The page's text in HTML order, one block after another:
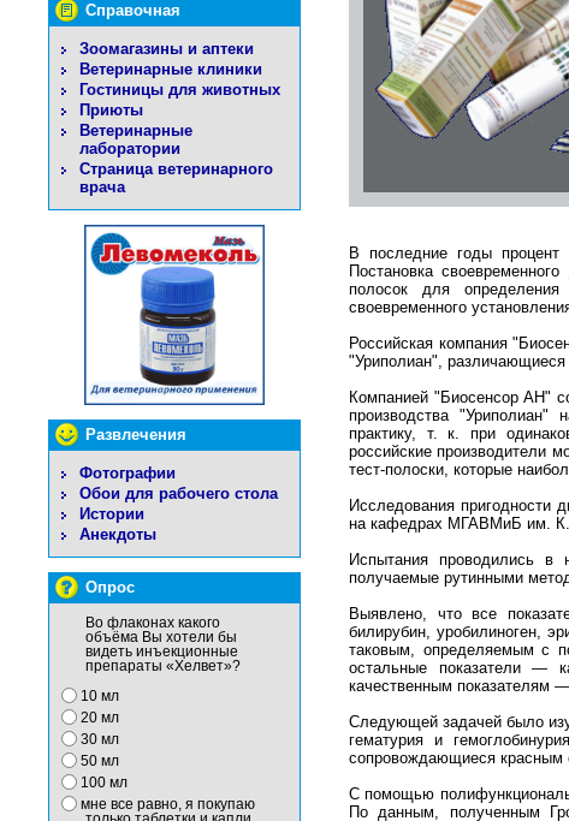
Справочная
Зоомагазины и аптеки
Ветеринарные клиники
Гостиницы для животных
Приюты
Ветеринарные
лаборатории
Страница ветеринарного
врача
Развлечения
Фотографии
Обои для рабочего стола
Истории
Анекдоты
Опрос
Во флаконах какого
объёма Вы хотели бы
видеть инъекционные
препараты «Хелвет»?
10 мл
20 мл
30 мл
50 мл
100 мл
мне все равно, я покупаю
В последние годы
Постановка
полосок для
своевременного
Российская компания
"Уриполиан", различающиеся
Компанией "Биосенсор АН"
производства "Уриполиан"
практику, т. к. при
российские производители
тест-полоски, которые
Исследования пригодности
на кафедрах МГАВМиБ им.
Испытания проводились в
получаемые рутинными
Выявлено, что все
билирубин, уробилиноген,
таковым, определяемым с
остальные показатели —
качественным показателям
Следующей задачей было
гематурия и
сопровождающиеся красным
С помощью
По данным, полученным